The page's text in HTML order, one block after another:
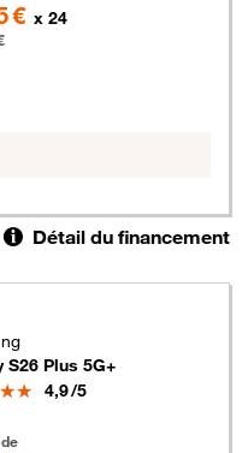
€ x 24
Détail du financement
sélectionnables
S26 Plus 5G+
Note
4,9/5